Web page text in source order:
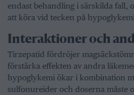
endast behandling i särskilda fall,
att köra vid tecken på
Interaktioner och
Tirzepatid fördröjer
förstärka effekten av andra
hypoglykemi ökar i kombination
sulfonureider och doserna måste